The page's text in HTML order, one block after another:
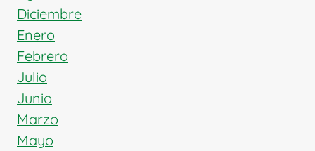
Diciembre
Enero
Febrero
Julio
Junio
Marzo
Mayo